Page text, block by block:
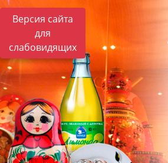
Версия сайта
для
слабовидящих